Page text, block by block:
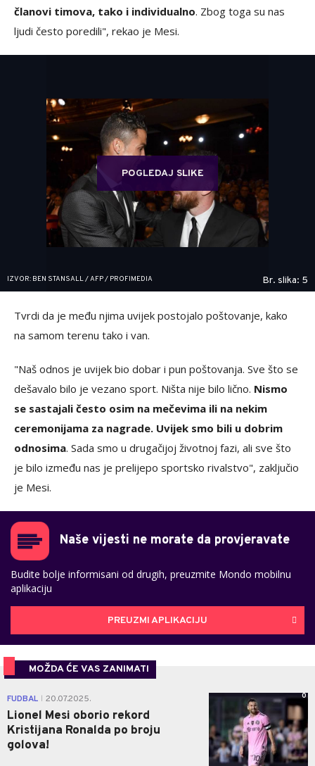
članovi timova, tako i individualno. Zbog toga su nas
ljudi često poredili", rekao je Mesi.
POGLEDAJ SLIKE
IZVOR: BEN STANSALL / AFP / PROFIMEDIA Br. slika: 5
Tvrdi da je među njima uvijek postojalo poštovanje, kako
na samom terenu tako i van.
"Naš odnos je uvijek bio dobar i pun poštovanja. Sve što se
dešavalo bilo je vezano sport. Ništa nije bilo lično. Nismo
se sastajali često osim na mečevima ili na nekim
ceremonijama za nagrade. Uvijek smo bili u dobrim
odnosima. Sada smo u drugačijoj životnoj fazi, ali sve što
je bilo između nas je prelijepo sportsko rivalstvo", zaključio
je Mesi.
Naše vijesti ne morate da provjeravate
Budite bolje informisani od drugih, preuzmite Mondo mobilnu
aplikaciju
PREUZMI APLIKACIJU
MOŽDA ĆE VAS ZANIMATI
FUDBAL 20.07.2025.
Lionel Mesi oborio rekord
Kristijana Ronalda po broju
golova!
0